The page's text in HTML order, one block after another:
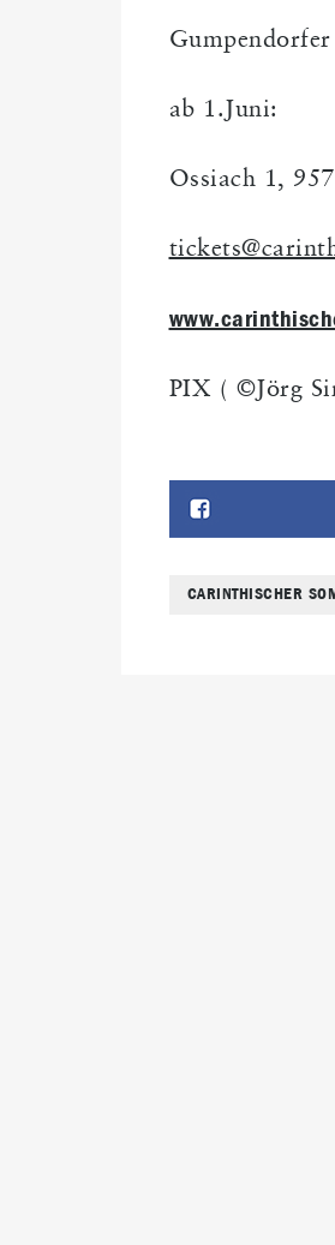
ab 1.Juni:
Ossiach 1,
PIX ( ©Jörg
CARINTHISCHER